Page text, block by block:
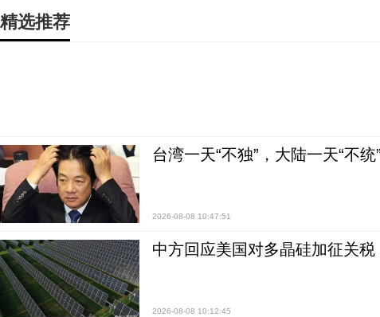
精选推荐
台湾一天“不独”，大陆一天“不
2026-08-08 10:47:51
中方回应美国对多晶硅加征关
2026-08-08 10:12:45